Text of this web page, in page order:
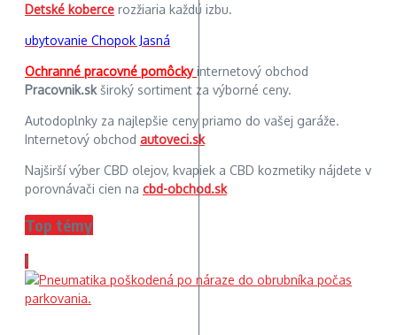
Detské koberce rozžiaria každú izbu.
ubytovanie Chopok Jasná
Ochranné pracovné pomôckyinternetový obchod
Pracovnik.skširoký sortiment za výborné ceny.
Autodoplnky za najlepšie ceny priamo do vašej garáže.
Internetový obchod autoveci.sk
Najširší výber CBD olejov, kvapiek a CBD kozmetiky nájdete v
porovnávači cien na cbd-obchod.sk
Top témy
1